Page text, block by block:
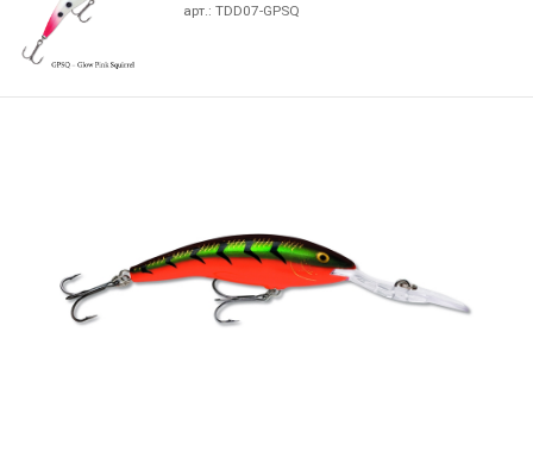
арт.:TDD07-GPSQ